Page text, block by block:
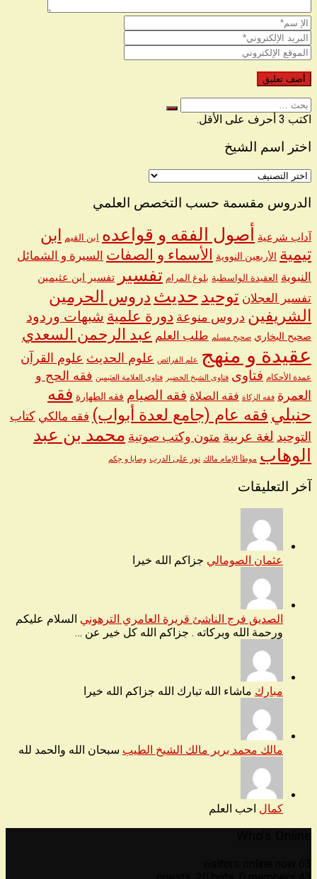
البحث
عن
اكتب 3 أحرف على الأقل.
اختر اسم الشيخ
اختر
الشيخ
الدروس مقسمة حسب التخصص العلمي
آداب شرعية أصول الفقه و قواعده ابن القيم
ابن
تيمية الأربعين النووية الأسماء و الصفات السيرة و الشمائل
النبوية العقيدة الواسطية بلوغ المرام تفسير تفسير ابن عثيمين
تفسير العجلان توحيد حديث دروس الحرمين
الشريفين دروس منوعة دورة علمية شبهات وردود
صحيح البخاري صحيح مسلم طلب العلم عبد الرحمن السعدي
عقيدة و منهج علم الفرائض علوم الحديث علوم القرآن
عمدة الأحكام فتاوى فتاوى الشيخ الخضير فتاوى العلامة العثيمين فقه الحج و
العمرة فقه الزكاة فقه الصلاة فقه الصيام فقه الطهارة فقه
حنبلي فقه عام (جامع لعدة أبواب) فقه مالكي كتاب
التوحيد لغة عربية متون وكتب صوتية محمد بن عبد
الوهاب موطأ الإمام مالك نور على الدرب وصايا و حِكم
آخر التعليقات
عثمان الصومالي جزاكم الله خيرا
الصديق فرج الناشئ قريرة العامري الترهوني السلام عليكم
ورحمة الله وبركاته . جزاكم الله كل خير عن …
مبارك ماشاء الله تبارك الله جزاكم الله خيرا
مالك محمد برير مالك الشيخ الطيب سبحان الله والحمد لله
كمال احب العلم